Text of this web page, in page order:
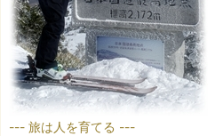
--- 旅は人を育てる ---